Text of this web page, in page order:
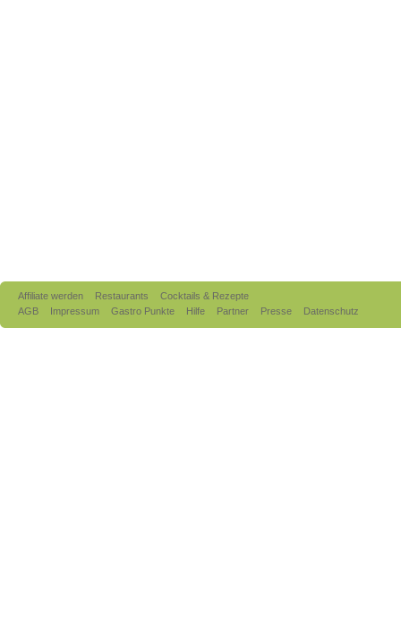
Affiliate werden Restaurants
Cocktails & Rezepte
AGB
Impressum Gastro Punkte Hilfe Partner Presse Datenschutz